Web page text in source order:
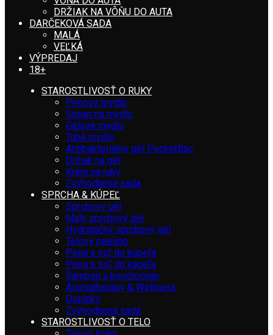
DRŽIAK NA VÔŇU DO AUTA
DARČEKOVÁ SADA
MALÁ
VEĽKÁ
VÝPREDAJ
18+
STAROSTLIVOSŤ O RUKY
Penové mydlo
Stojan na mydlo
Gélové mydlo
Tuhé mydlo
Antibakteriálny gél PocketBac
Držiak na gél
Krém na ruky
Zvýhodnená sada
SPRCHA & KÚPEĽ
Sprchový gél
Malý sprchový gél
Hydratačný sprchový gél
Telový peeling
Pena a soľ do kúpeľa
Pena a soľ do kúpeľa
Šampón a kondicionér
Aromatherapy & Wellness
Doplnky
Zvýhodnená sada
STAROSTLIVOSŤ O TELO